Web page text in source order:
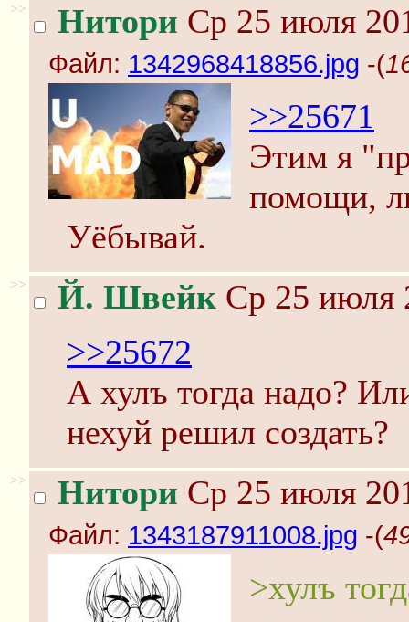
>> Нитори Ср 25 июля
Файл: 1342968418856.jpg -(
>>25671
Этим я
помощи,
Уёбывай.
>> Й. Швейк Ср 25 июля
>>25672
А хулъ тогда надо?
нехуй решил создать?
>> Нитори Ср 25 июля
Файл: 1343187911008.jpg -(
>хулъ